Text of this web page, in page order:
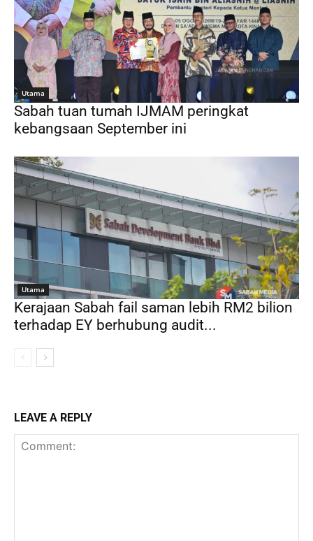
Utama
Sabah tuan tumah IJMAM peringkat
kebangsaan September ini
Utama
Kerajaan Sabah fail saman lebih RM2 bilion
terhadap EY berhubung audit...
LEAVE A REPLY